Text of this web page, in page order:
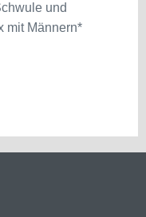
und
mit Männern*